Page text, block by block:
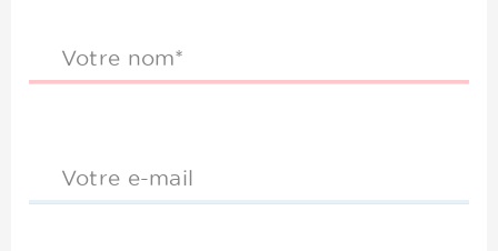
Votre nom*
Votre e-mail